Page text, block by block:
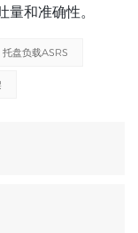
和准确性。
托盘负载ASRS